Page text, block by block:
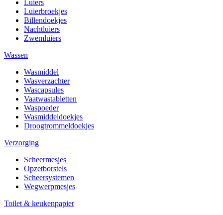
Luiers
Luierbroekjes
Billendoekjes
Nachtluiers
Zwemluiers
Wassen
Wasmiddel
Wasverzachter
Wascapsules
Vaatwastabletten
Waspoeder
Wasmiddeldoekjes
Droogtrommeldoekjes
Verzorging
Scheermesjes
Opzetborstels
Scheersystemen
Wegwerpmesjes
Toilet & keukenpapier